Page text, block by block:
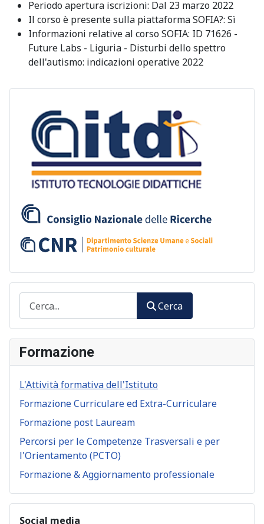
Cerca
Formazione
L'Attività formativa dell'Istituto
Formazione Curriculare ed Extra-Curriculare
Formazione post Lauream
Percorsi per le Competenze Trasversali e per
l'Orientamento (PCTO)
Formazione & Aggiornamento professionale
Social media
Periodo apertura iscrizioni: Dal 23 marzo 2022
Il corso è presente sulla piattaforma SOFIA?: Sì
Informazioni relative al corso SOFIA: ID 71626 -
Future Labs - Liguria - Disturbi dello spettro
dell'autismo: indicazioni operative 2022